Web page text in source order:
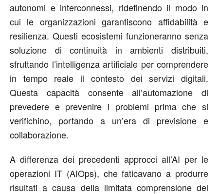
autonomi e interconnessi, ridefinendo il modo in
cui le organizzazioni garantiscono affidabilità e
resilienza. Questi ecosistemi funzioneranno senza
soluzione di continuità in ambienti distribuiti,
sfruttando l’intelligenza artificiale per comprendere
in tempo reale il contesto dei servizi digitali.
Questa capacità consente all’automazione di
prevedere e prevenire i problemi prima che si
verifichino, portando a un’era di previsione e
collaborazione.
A differenza dei precedenti approcci all’AI per le
operazioni IT (AIOps), che faticavano a produrre
risultati a causa della limitata comprensione del